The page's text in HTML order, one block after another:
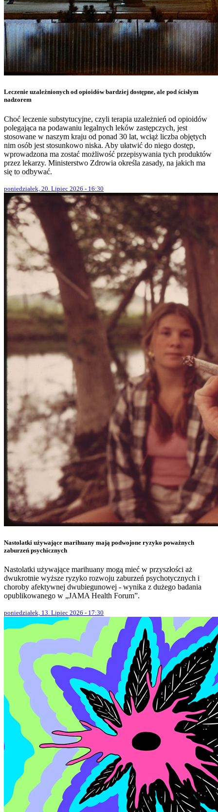
Leczenie uzależnionych od opioidów bardziej dostępne, ale pod ścisłym
nadzorem
Choć leczenie substytucyjne, czyli terapia uzależnień od opioidów
polegająca na podawaniu legalnych leków zastępczych, jest
stosowane w naszym kraju od ponad 30 lat, wciąż liczba objętych
nim osób jest stosunkowo niska. Aby ułatwić do niego dostęp,
wprowadzona ma zostać możliwość przepisywania tych produktów
przez lekarzy. Ministerstwo Zdrowia określa zasady, na jakich ma
się to odbywać.
poniedziałek, 20. Lipiec 2026 - 16:30
Nastolatki używające marihuany mają podwojone ryzyko poważnych
zaburzeń psychicznych
Nastolatki używające marihuany mogą mieć w przyszłości aż
dwukrotnie wyższe ryzyko rozwoju zaburzeń psychotycznych i
choroby afektywnej dwubiegunowej - wynika z dużego badania
opublikowanego w „JAMA Health Forum”.
poniedziałek, 13. Lipiec 2026 - 17:30